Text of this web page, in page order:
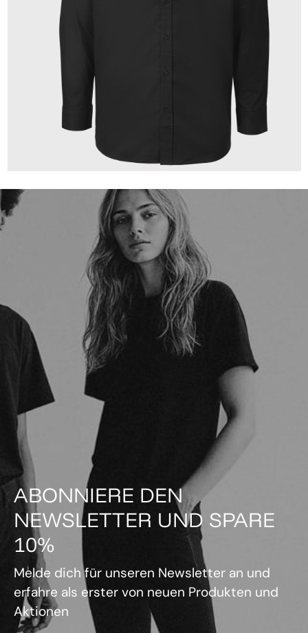
ABONNIERE DEN
NEWSLETTER UND SPARE
10%
Melde dich für unseren Newsletter an und
erfahre als erster von neuen Produkten und
Aktionen